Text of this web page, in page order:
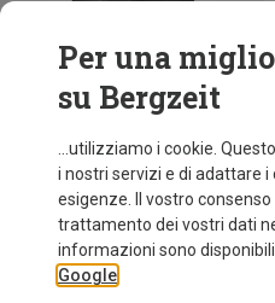
Risparmi 46%
Per una
su Bergzeit
...utilizziamo i cookie.
i nostri servizi e di adattare
esigenze. Il vostro consenso
trattamento dei vostri dati
informazioni sono
Google